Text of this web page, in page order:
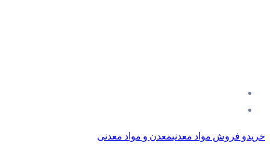
خریدو فروش مواد معدنیمعدن و مواد معدنی